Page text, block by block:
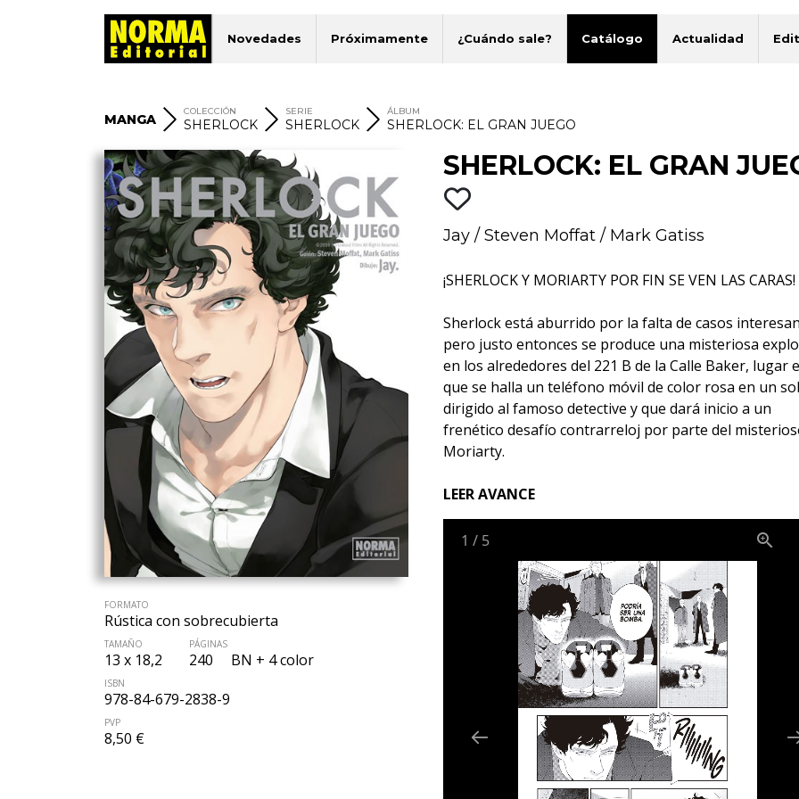
Novedades Próximamente ¿Cuándo sale? Catálogo Actualidad
MANGA
COLECCIÓN
SHERLOCK
SERIE
SHERLOCK
ÁLBUM
SHERLOCK: EL GRAN JUEGO
FORMATO
Rústica con sobrecubierta
TAMAÑO
13 x 18,2
PÁGINAS
240 BN + 4 color
ISBN
978-84-679-2838-9
PVP
8,50 €
SHERLOCK: EL GRAN
Jay/ Steven Moffat/ Mark Gatiss
¡SHERLOCK Y MORIARTY POR FIN SE VEN LAS CARAS!
Sherlock está aburrido por la falta de casos
pero justo entonces se produce una misteriosa
en los alrededores del 221 B de la Calle Baker, lugar
que se halla un teléfono móvil de color rosa en un
dirigido al famoso detective y que dará inicio a un
frenético desafío contrarreloj por parte del
Moriarty.
LEER AVANCE
1 / 5